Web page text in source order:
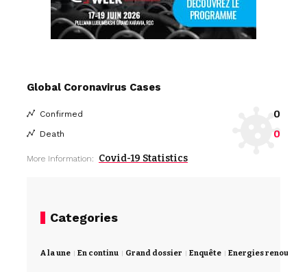
Global Coronavirus Cases
Confirmed 0
Death 0
More Information: Covid-19 Statistics
Categories
A la une En continu Grand dossier Enquête Energies